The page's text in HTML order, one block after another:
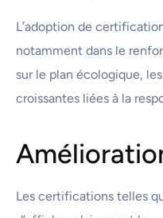
L’adoption de
notamment dans le
sur le plan écologique,
croissantes liées à la
Les certifications telles